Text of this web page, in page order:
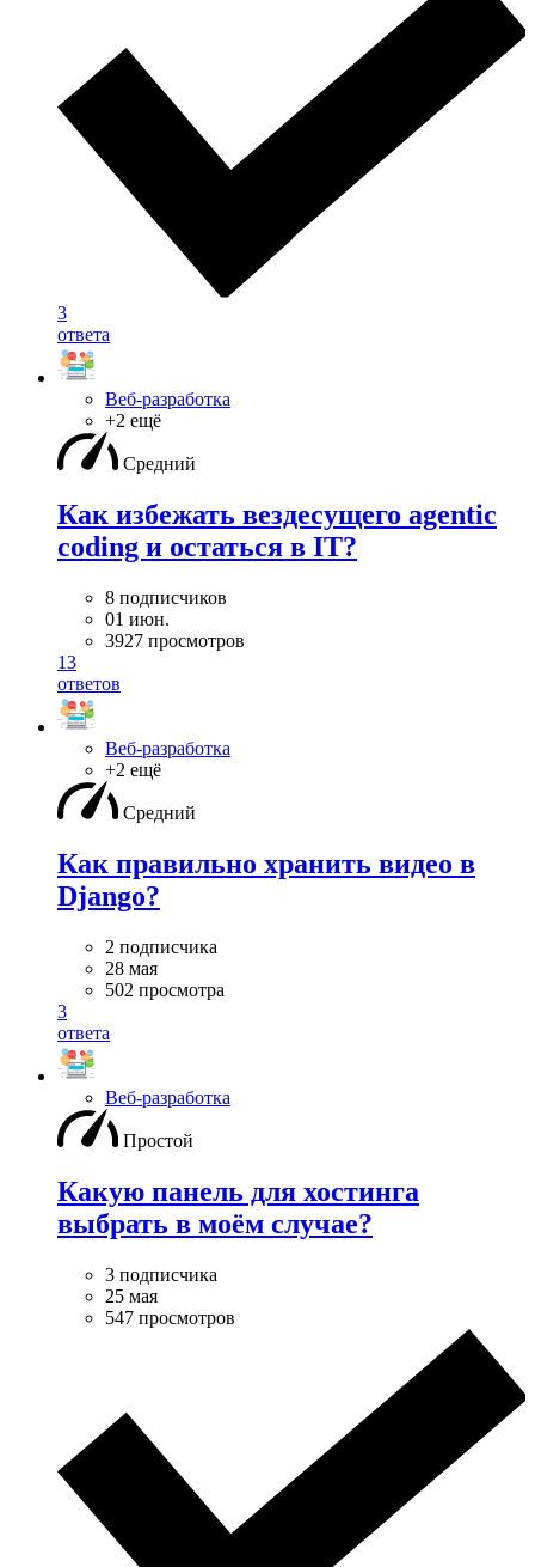
3
ответа
Веб-разработка
+2 ещё
Средний
Как избежать вездесущего agentic
coding и остаться в IT?
8 подписчиков
01 июн.
3927 просмотров
13
ответов
Веб-разработка
+2 ещё
Средний
Как правильно хранить видео в
Django?
2 подписчика
28 мая
502 просмотра
3
ответа
Веб-разработка
Простой
Какую панель для хостинга
выбрать в моём случае?
3 подписчика
25 мая
547 просмотров